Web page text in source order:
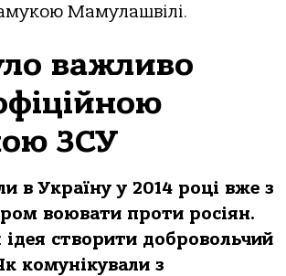
Мамулашвілі.
важливо
ЗСУ
в Україну у 2014 році вже з
воювати проти росіян.
ідея створити добровольчий
комунікували з